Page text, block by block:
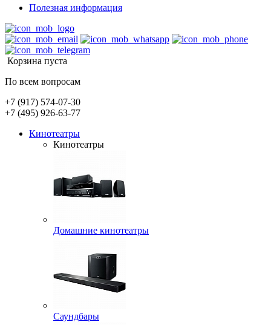
Полезная информация
Корзина пуста
По всем вопросам
+7 (917) 574-07-30
+7 (495) 926-63-77
Кинотеатры
Кинотеатры
Домашние кинотеатры
Саундбары